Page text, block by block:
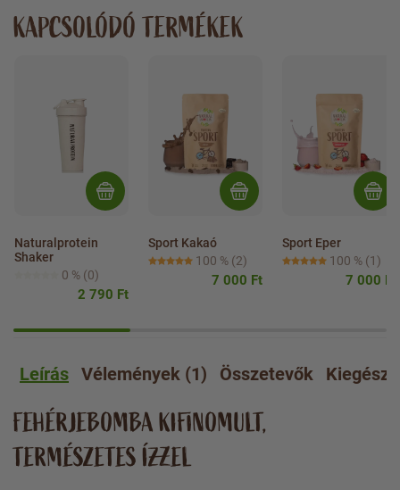
KAPCSOLÓDÓ TERMÉKEK
Naturalprotein
Shaker
0 % (0)
2 790 Ft
Sport Kakaó
100 % (2)
7 000 Ft
Sport Eper
100 % (1)
7 000 Ft
Leírás Vélemények (1) Összetevők
FEHÉRJEBOMBA KIFINOMULT,
TERMÉSZETES ÍZZEL